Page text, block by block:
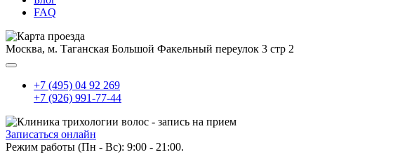
FAQ
Москва, м. Таганская Большой Факельный переулок 3 стр 2
+7 (495) 04 92 269
+7 (926) 991-77-44
Записаться онлайн
Режим работы (Пн - Вс): 9:00 - 21:00.